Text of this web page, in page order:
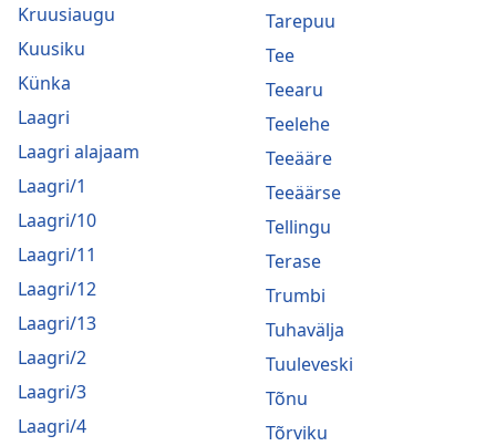
Kruusiaugu
Kuusiku
Künka
Laagri
Laagri alajaam
Laagri/1
Laagri/10
Laagri/11
Laagri/12
Laagri/13
Laagri/2
Laagri/3
Laagri/4
Tarepuu
Tee
Teearu
Teelehe
Teeääre
Teeäärse
Tellingu
Terase
Trumbi
Tuhavälja
Tuuleveski
Tõnu
Tõrviku